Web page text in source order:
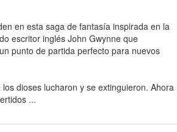
en esta saga de fantasía inspirada en la
escritor inglés John Gwynne que
punto de partida perfecto para nuevos
dioses lucharon y se extinguieron. Ahora
...